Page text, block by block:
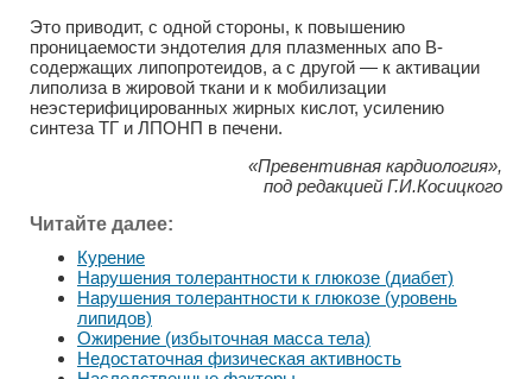
Это приводит, с одной стороны, к повышению
проницаемости эндотелия для плазменных апо В-
содержащих липопротеидов, а с другой — к активации
липолиза в жировой ткани и к мобилизации
неэстерифицированных жирных кислот, усилению
синтеза ТГ и ЛПОНП в печени.
«Превентивная кардиология»,
под редакцией Г.И.Косицкого
Читайте далее:
Курение
Нарушения толерантности к глюкозе (диабет)
Нарушения толерантности к глюкозе (уровень
липидов)
Ожирение (избыточная масса тела)
Недостаточная физическая активность